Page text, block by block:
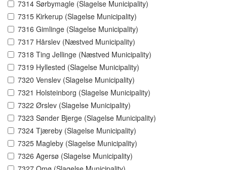
7314 Sørbymagle (Slagelse Municipality)
7315 Kirkerup (Slagelse Municipality)
7316 Gimlinge (Slagelse Municipality)
7317 Hårslev (Næstved Municipality)
7318 Ting Jellinge (Næstved Municipality)
7319 Hyllested (Slagelse Municipality)
7320 Venslev (Slagelse Municipality)
7321 Holsteinborg (Slagelse Municipality)
7322 Ørslev (Slagelse Municipality)
7323 Sønder Bjerge (Slagelse Municipality)
7324 Tjæreby (Slagelse Municipality)
7325 Magleby (Slagelse Municipality)
7326 Agersø (Slagelse Municipality)